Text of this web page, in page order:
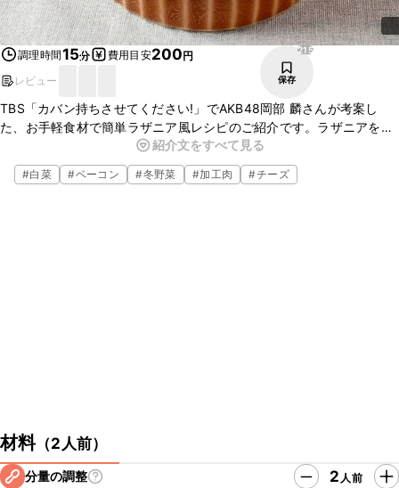
調理時間15分 費用目安200円
レビュー
215
保存
TBS「カバン持ちさせてください!」でAKB48岡部 麟さんが考案し
た、お手軽食材で簡単ラザニア風レシピのご紹介です。ラザニアを白
菜で代用し、ホワイトソースを使わずに仕上げているので通常のラザ
ニアよりカロリーが抑えられています。また、ミートソースではな
く、ベーコンとケチャップで層にしてちょっとだけ手間をかけまし
紹介文をすべて見る
#白菜 #ベーコン #冬野菜 #加工肉 #チーズ
材料（2人前）
分量の調整 2 人前